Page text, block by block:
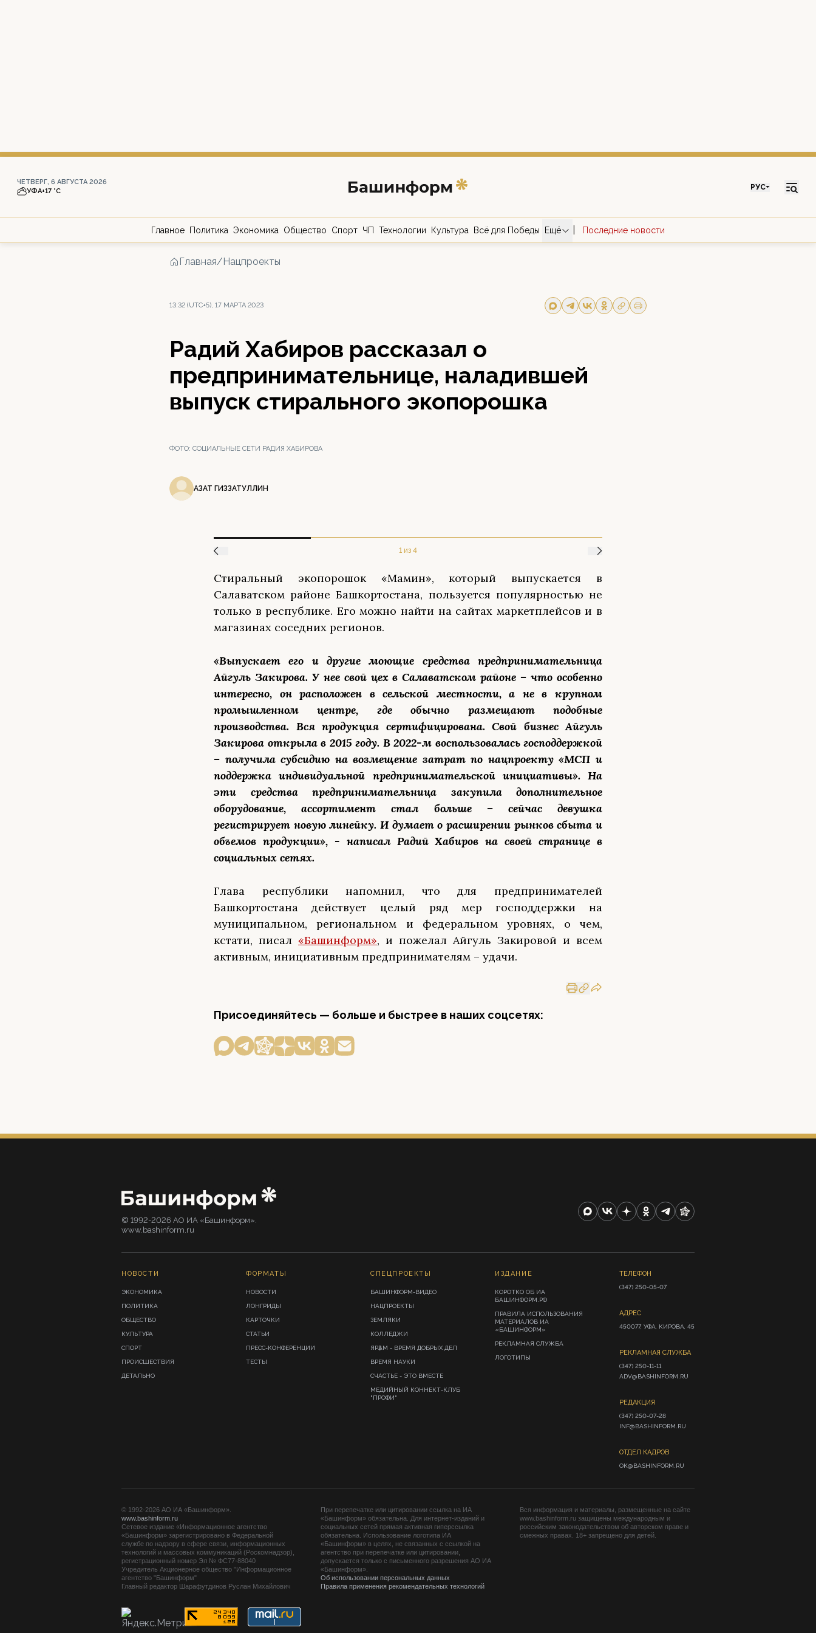
ЧЕТВЕРГ, 6 АВГУСТА 2026
УФА+17 °С РУС
Главное Политика Экономика Общество Спорт ЧП Технологии Культура Всё для Победы Ещё Последние новости
Главная/Нацпроекты
13:32 (UTC+5), 17 МАРТА 2023
Радий Хабиров рассказал о
предпринимательнице, наладившей
выпуск стирального экопорошка
ФОТО: СОЦИАЛЬНЫЕ СЕТИ РАДИЯ ХАБИРОВА
АЗАТ ГИЗЗАТУЛЛИН
1 из 4
Стиральный экопорошок «Мамин», который выпускается в
Салаватском районе Башкортостана, пользуется популярностью не
только в республике. Его можно найти на сайтах маркетплейсов и в
магазинах соседних регионов.
«Выпускает его и другие моющие средства предпринимательница
Айгуль Закирова. У нее свой цех в Салаватском районе – что особенно
интересно, он расположен в сельской местности, а не в крупном
промышленном центре, где обычно размещают подобные
производства. Вся продукция сертифицирована. Свой бизнес Айгуль
Закирова открыла в 2015 году. В 2022-м воспользовалась господдержкой
– получила субсидию на возмещение затрат по нацпроекту «МСП и
поддержка индивидуальной предпринимательской инициативы». На
эти средства предпринимательница закупила дополнительное
оборудование, ассортимент стал больше – сейчас девушка
регистрирует новую линейку. И думает о расширении рынков сбыта и
объемов продукции», - написал Радий Хабиров на своей странице в
социальных сетях.
Глава республики напомнил, что для предпринимателей
Башкортостана действует целый ряд мер господдержки на
муниципальном, региональном и федеральном уровнях, о чем,
кстати, писал «Башинформ», и пожелал Айгуль Закировой и всем
активным, инициативным предпринимателям – удачи.
Присоединяйтесь — больше и быстрее в наших соцсетях:
© 1992-2026 АО ИА «Башинформ».
www.bashinform.ru
НОВОСТИ
ЭКОНОМИКА
ПОЛИТИКА
ОБЩЕСТВО
КУЛЬТУРА
СПОРТ
ПРОИСШЕСТВИЯ
ДЕТАЛЬНО
ФОРМАТЫ
НОВОСТИ
ЛОНГРИДЫ
КАРТОЧКИ
СТАТЬИ
ПРЕСС-КОНФЕРЕНЦИИ
ТЕСТЫ
СПЕЦПРОЕКТЫ
БАШИНФОРМ-ВИДЕО
НАЦПРОЕКТЫ
ЗЕМЛЯКИ
КОЛЛЕДЖИ
ЯРҘАМ - ВРЕМЯ ДОБРЫХ ДЕЛ
ВРЕМЯ НАУКИ
СЧАСТЬЕ - ЭТО ВМЕСТЕ
МЕДИЙНЫЙ КОННЕКТ-КЛУБ
"ПРОФИ"
ИЗДАНИЕ
КОРОТКО ОБ ИА
БАШИНФОРМ.РФ
ПРАВИЛА ИСПОЛЬЗОВАНИЯ
МАТЕРИАЛОВ ИА
«БАШИНФОРМ»
РЕКЛАМНАЯ СЛУЖБА
ЛОГОТИПЫ
ТЕЛЕФОН
(347) 250-05-07
АДРЕС
450077, УФА, КИРОВА, 45
РЕКЛАМНАЯ СЛУЖБА
(347) 250-11-11
ADV@BASHINFORM.RU
РЕДАКЦИЯ
(347) 250-07-28
INF@BASHINFORM.RU
ОТДЕЛ КАДРОВ
OK@BASHINFORM.RU
© 1992-2026 АО ИА «Башинформ».
www.bashinform.ru
Сетевое издание «Информационное агентство
«Башинформ» зарегистрировано в Федеральной
службе по надзору в сфере связи, информационных
технологий и массовых коммуникаций (Роскомнадзор),
регистрационный номер Эл № ФС77-88040
Учредитель Акционерное общество "Информационное
агентство "Башинформ"
Главный редактор Шарафутдинов Руслан Михайлович
При перепечатке или цитировании ссылка на ИА
«Башинформ» обязательна. Для интернет-изданий и
социальных сетей прямая активная гиперссылка
обязательна. Использование логотипа ИА
«Башинформ» в целях, не связанных с ссылкой на
агентство при перепечатке или цитировании,
допускается только с письменного разрешения АО ИА
«Башинформ».
Об использовании персональных данных
Правила применения рекомендательных технологий
Вся информация и материалы, размещенные на сайте
www.bashinform.ru защищены международным и
российским законодательством об авторском праве и
смежных правах. 18+ запрещено для детей.